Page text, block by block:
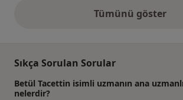
Tümünü göster
yukarıdaki
Sıkça Sorulan Sorular
Betül Tacettin isimli uzmanın ana
nelerdir?